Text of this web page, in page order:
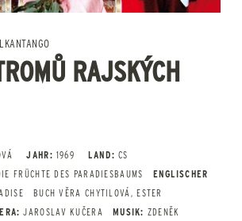
RAJSKÝCH
JAHR: 1969 LAND: CS
FRÜCHTE DES PARADIESBAUMS
ENGLISCHER
BUCH VĚRA CHYTILOVÁ, ESTER
JAROSLAV KUČERA MUSIK: ZDENĚK